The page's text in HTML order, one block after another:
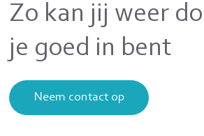
Zo kan jij weer
je goed in bent
Neem contact op